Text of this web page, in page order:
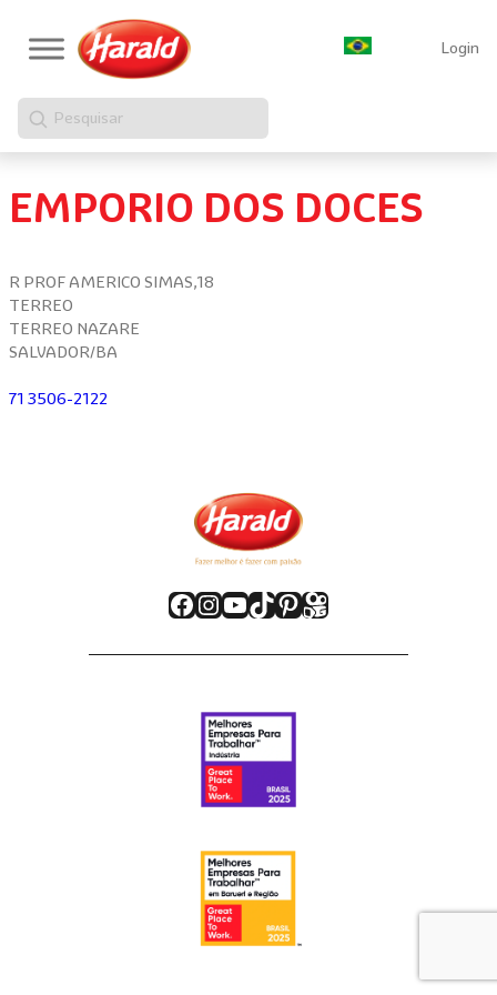
Login
Pesquisar
EMPORIO DOS DOCES
R PROF AMERICO SIMAS,18
TERREO
TERREO NAZARE
SALVADOR/BA
71 3506-2122
Facebook
Instagram
Youtube
TikTok
Pinterest
Kwai